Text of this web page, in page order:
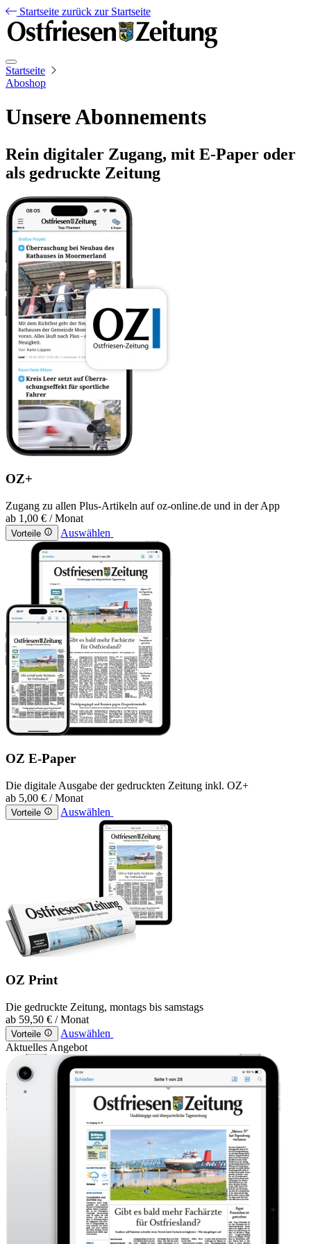
Startseite zurück zur Startseite
Startseite
Aboshop
Unsere Abonnements
Rein digitaler Zugang, mit E-Paper oder
als gedruckte Zeitung
OZ+
Zugang zu allen Plus-Artikeln auf oz-online.de und in der App
ab 1,00 € / Monat
Vorteile Auswählen
OZ E-Paper
Die digitale Ausgabe der gedruckten Zeitung inkl. OZ+
ab 5,00 € / Monat
Vorteile Auswählen
OZ Print
Die gedruckte Zeitung, montags bis samstags
ab 59,50 € / Monat
Vorteile
Auswählen
Aktuelles Angebot